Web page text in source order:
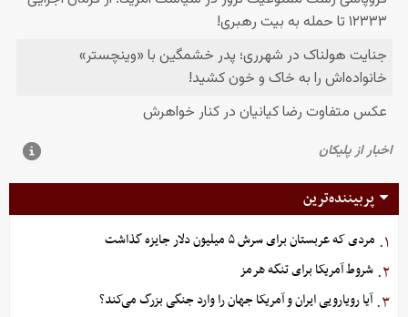
پربیننده‌ترین
۱. مردی که عربستان برای سرش ۵ میلیون دلار جایزه گذاشت
۲. شروط آمریکا برای تنگه هرمز
۳. آیا رویارویی ایران و آمریکا جهان را وارد جنگی بزرگ می‌کند؟